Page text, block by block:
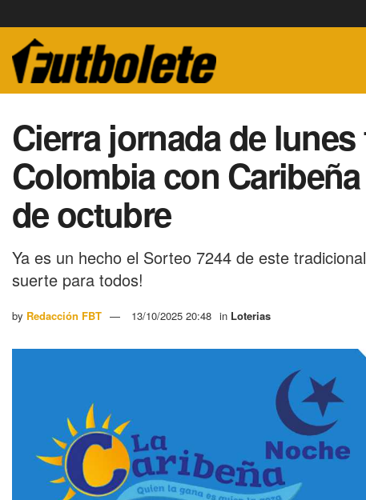
Cierra jornada de
Colombia con
de octubre
Ya es un hecho el Sorteo 7244 de este
suerte para todos!
by Redacción FBT 13/10/2025 20:48 in Loterias